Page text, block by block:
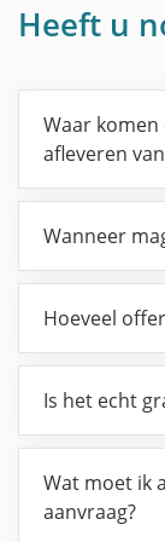
Heeft u
Waar
afleveren
Wanneer
Hoeveel
Is het echt
Wat moet ik
aanvraag?